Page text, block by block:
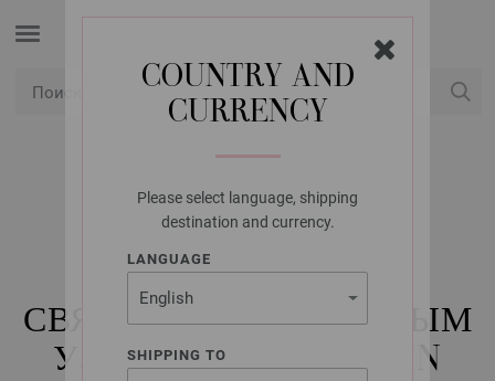
COUNTRY AND
CURRENCY
Please select language, shipping
destination and currency.
LANGUAGE
SHIPPING TO
LANA GROSSA
ЧЕХОЛ ДЛЯ
ПОДГОЛОВНИКА,
СВЯЗАННЫЙ АРАНОВЫМ
УЗОРОМ LALA BERLIN